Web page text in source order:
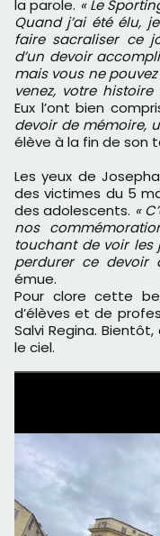
la parole. « Le
Quand j’ai été élu,
faire sacraliser ce
d’un devoir
mais vous ne
venez, votre histoire
Eux l’ont bien
devoir de mémoire,
élève à la fin de son
Les yeux de
des victimes du 5
des adolescents. «
nos
touchant de voir les
perdurer ce devoir
émue.
Pour clore cette
d’élèves et de
Salvi Regina.
le ciel.